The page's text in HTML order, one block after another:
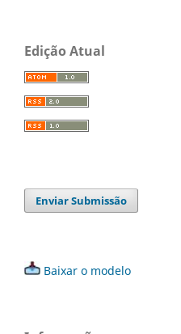
Edição Atual
Enviar Submissão
Baixar o modelo